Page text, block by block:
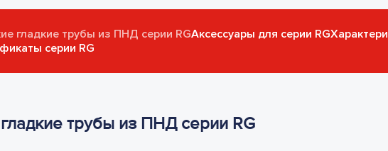
гладкие трубы из ПНД серии RGАксессуары для серии RG
серии RG
трубы из ПНД серии RG